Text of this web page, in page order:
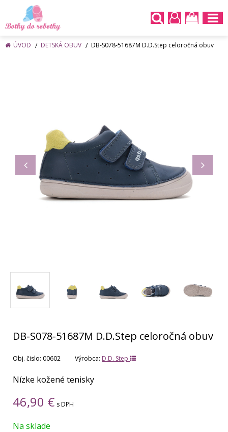
ÚVOD DETSKÁ OBUV DB-S078-51687M D.D.Step celoročná obuv
DB-S078-51687M D.D.Step celoročná obuv
Obj. čislo: 00602 Výrobca: D.D. Step
Nízke kožené tenisky
46,90 € s DPH
Na sklade